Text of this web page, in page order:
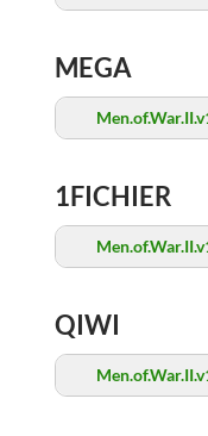
MEGA
1FICHIER
QIWI